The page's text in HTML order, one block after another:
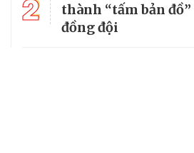
2
thành “tấm bản
đồng đội